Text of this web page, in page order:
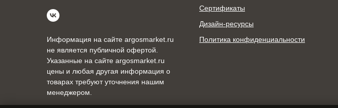
Информация на сайте argosmarket.ru
не является публичной офертой.
Указанные на сайте argosmarket.ru
цены и любая другая информация о
товарах требуют уточнения нашим
менеджером.
Сертификаты
Дизайн-ресурсы
Политика конфиденциальности